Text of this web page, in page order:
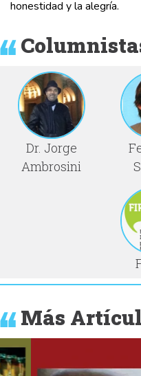
honestidad y la alegría.
Dr. Jorge
Ambrosini
Más